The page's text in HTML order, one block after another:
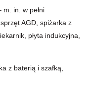
in. w pełni
AGD, spiżarka z
płyta indukcyjna,
z baterią i szafką,